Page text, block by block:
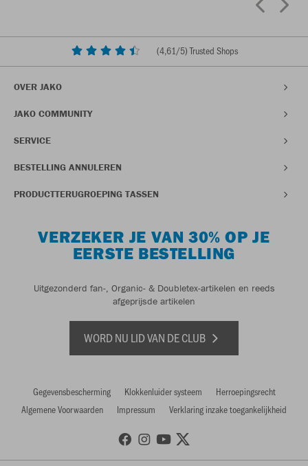
(4,61/5) Trusted Shops
OVER JAKO
JAKO COMMUNITY
SERVICE
BESTELLING ANNULEREN
PRODUCTTERUGROEPING TASSEN
VERZEKER JE VAN 30% OP JE
EERSTE BESTELLING
Uitgezonderd fan-, Organic- & Doubletex-artikelen en reeds
afgeprijsde artikelen
WORD NU LID VAN DE CLUB
Gegevensbescherming Klokkenluider systeem
Herroepingsrecht
Algemene Voorwaarden
Impressum Verklaring inzake toegankelijkheid